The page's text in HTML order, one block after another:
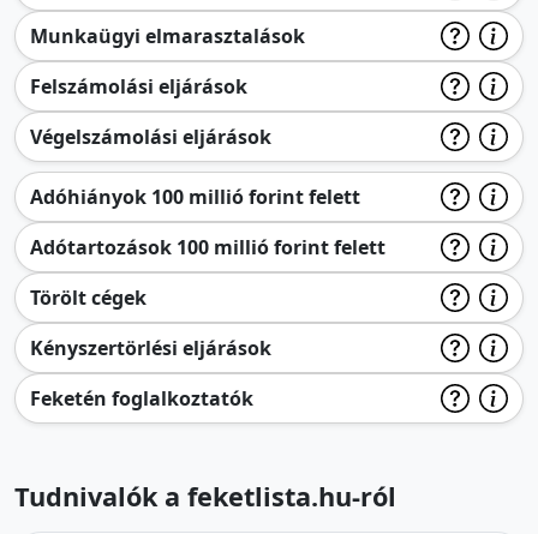
Munkaügyi elmarasztalások
Felszámolási eljárások
Végelszámolási eljárások
Adóhiányok 100 millió forint felett
Adótartozások 100 millió forint felett
Törölt cégek
Kényszertörlési eljárások
Feketén foglalkoztatók
Tudnivalók a feketlista.hu-ról